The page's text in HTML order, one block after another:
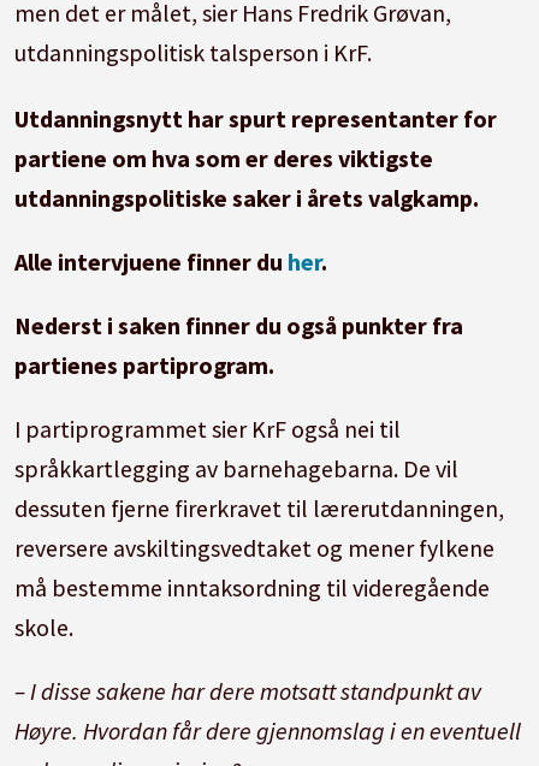
men det er målet, sier Hans Fredrik Grøvan,
utdanningspolitisk talsperson i KrF.
Utdanningsnytt har spurt representanter for
partiene om hva som er deres viktigste
utdanningspolitiske saker i årets valgkamp.
Alle intervjuene finner du her.
Nederst i saken finner du også punkter fra
partienes partiprogram.
I partiprogrammet sier KrF også nei til
språkkartlegging av barnehagebarna. De vil
dessuten fjerne firerkravet til lærerutdanningen,
reversere avskiltingsvedtaket og mener fylkene
må bestemme inntaksordning til videregående
skole.
– I disse sakene har dere motsatt standpunkt av
Høyre. Hvordan får dere gjennomslag i en eventuell